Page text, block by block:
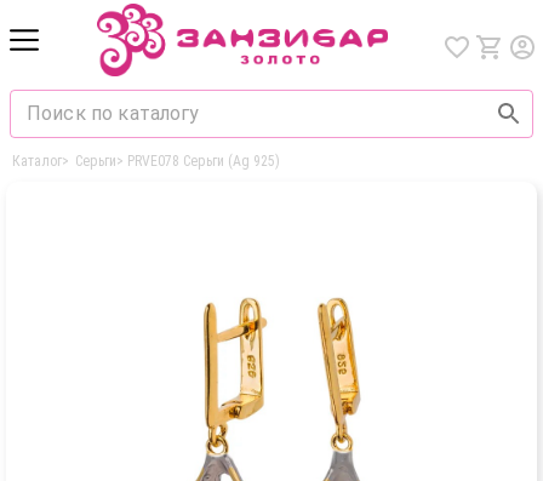
Каталог> Серьги> PRVE078 Серьги (Ag 925)